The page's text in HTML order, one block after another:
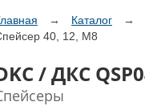
→ Каталог
→
40, 12, М8
/ ДКС